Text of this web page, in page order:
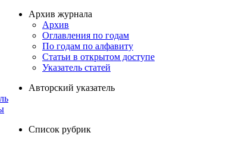
Архив журнала
Архив
Оглавления по годам
По годам по алфавиту
Статьи в открытом доступе
Указатель статей
Авторский указатель
Список рубрик